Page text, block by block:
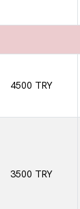
4500 TRY
3500 TRY